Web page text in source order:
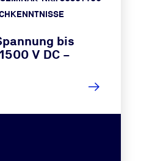
bis
V DC –